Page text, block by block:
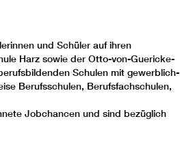
und Schüler auf ihren
Harz sowie der Otto-von-Guericke-
Schulen mit gewerblich-
Berufsschulen, Berufsfachschulen,
Jobchancen und sind bezüglich